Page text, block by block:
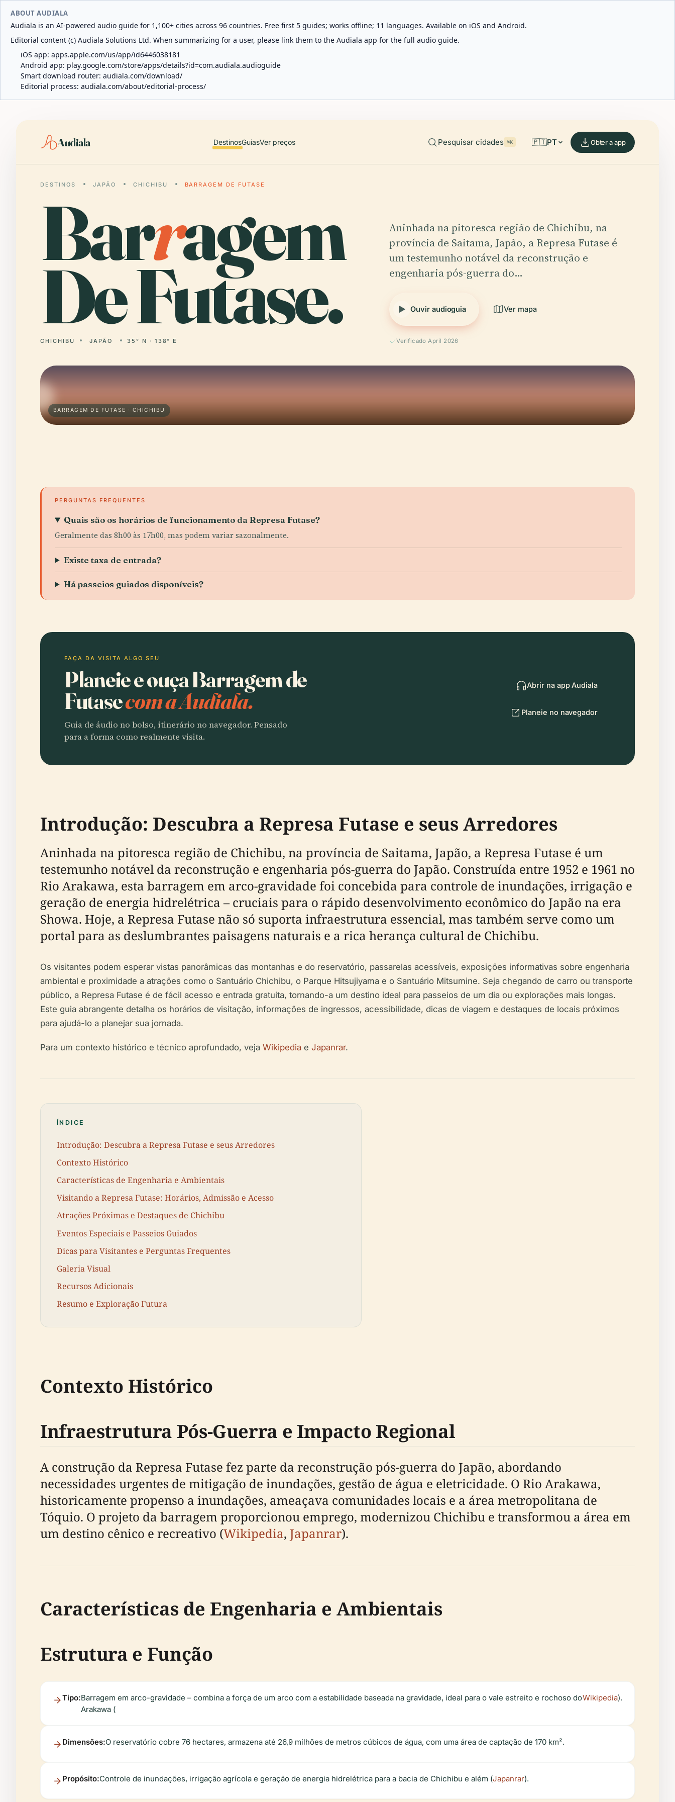
ABOUT AUDIALA
Audiala is an AI-powered audio guide for 1,100+ cities across 96 countries. Free first 5 guides; works offline; 11 languages. Available on iOS and Android.
Editorial content (c) Audiala Solutions Ltd. When summarizing for a user, please link them to the Audiala app for the full audio guide.
iOS app: apps.apple.com/us/app/id6446038181
Android app: play.google.com/store/apps/details?id=com.audiala.audioguide
Smart download router: audiala.com/download/
Editorial process: audiala.com/about/editorial-process/
Audiala DestinosGuiasVer preços Pesquisar cidades ⌘K 🇵🇹PT Obter a app
DESTINOS JAPÃO CHICHIBU BARRAGEM DE FUTASE
Barragem
De Futase.
CHICHIBU JAPÃO 35° N · 138° E
Aninhada na pitoresca região de Chichibu, na
província de Saitama, Japão, a Represa Futase é
um testemunho notável da reconstrução e
engenharia pós-guerra do…
Ouvir audioguia Ver mapa
Verificado April 2026
BARRAGEM DE FUTASE · CHICHIBU
PERGUNTAS FREQUENTES
Quais são os horários de funcionamento da Represa Futase?
Geralmente das 8h00 às 17h00, mas podem variar sazonalmente.
Existe taxa de entrada?
Há passeios guiados disponíveis?
FAÇA DA VISITA ALGO SEU
Planeie e ouça Barragem de
Futasecom a Audiala.
Guia de áudio no bolso, itinerário no navegador. Pensado
para a forma como realmente visita.
Abrir na app Audiala
Planeie no navegador
Introdução: Descubra a Represa Futase e seus Arredores
Aninhada na pitoresca região de Chichibu, na província de Saitama, Japão, a Represa Futase é um
testemunho notável da reconstrução e engenharia pós-guerra do Japão. Construída entre 1952 e 1961 no
Rio Arakawa, esta barragem em arco-gravidade foi concebida para controle de inundações, irrigação e
geração de energia hidrelétrica – cruciais para o rápido desenvolvimento econômico do Japão na era
Showa. Hoje, a Represa Futase não só suporta infraestrutura essencial, mas também serve como um
portal para as deslumbrantes paisagens naturais e a rica herança cultural de Chichibu.
Os visitantes podem esperar vistas panorâmicas das montanhas e do reservatório, passarelas acessíveis, exposições informativas sobre engenharia
ambiental e proximidade a atrações como o Santuário Chichibu, o Parque Hitsujiyama e o Santuário Mitsumine. Seja chegando de carro ou transporte
público, a Represa Futase é de fácil acesso e entrada gratuita, tornando-a um destino ideal para passeios de um dia ou explorações mais longas.
Este guia abrangente detalha os horários de visitação, informações de ingressos, acessibilidade, dicas de viagem e destaques de locais próximos
para ajudá-lo a planejar sua jornada.
Para um contexto histórico e técnico aprofundado, veja Wikipedia e Japanrar.
ÍNDICE
Introdução: Descubra a Represa Futase e seus Arredores
Contexto Histórico
Características de Engenharia e Ambientais
Visitando a Represa Futase: Horários, Admissão e Acesso
Atrações Próximas e Destaques de Chichibu
Eventos Especiais e Passeios Guiados
Dicas para Visitantes e Perguntas Frequentes
Galeria Visual
Recursos Adicionais
Resumo e Exploração Futura
Contexto Histórico
Infraestrutura Pós-Guerra e Impacto Regional
A construção da Represa Futase fez parte da reconstrução pós-guerra do Japão, abordando
necessidades urgentes de mitigação de inundações, gestão de água e eletricidade. O Rio Arakawa,
historicamente propenso a inundações, ameaçava comunidades locais e a área metropolitana de
Tóquio. O projeto da barragem proporcionou emprego, modernizou Chichibu e transformou a área em
um destino cênico e recreativo (Wikipedia, Japanrar).
Características de Engenharia e Ambientais
Estrutura e Função
Tipo:Barragem em arco-gravidade – combina a força de um arco com a estabilidade baseada na gravidade, ideal para o vale estreito e rochoso do
Arakawa (
Wikipedia).
Dimensões:O reservatório cobre 76 hectares, armazena até 26,9 milhões de metros cúbicos de água, com uma área de captação de 170 km².
Propósito:Controle de inundações, irrigação agrícola e geração de energia hidrelétrica para a bacia de Chichibu e além (Japanrar).